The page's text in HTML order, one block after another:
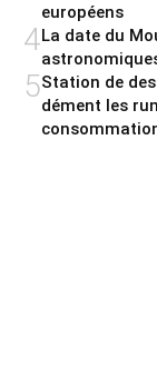
européens
4La date du
5Station de
dément les